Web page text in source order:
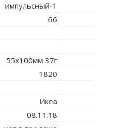
импульсный-1
66
55x100мм 37г
1820
Икеа
08.11.18